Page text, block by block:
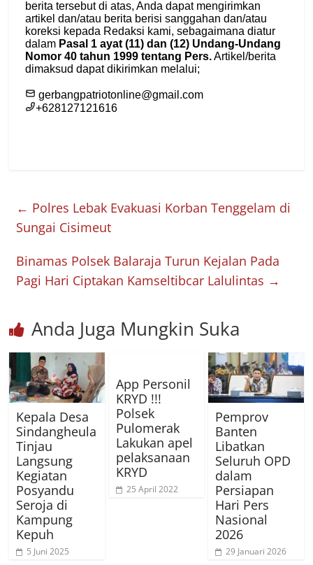
← Polres Lebak Evakuasi Korban Tenggelam di
Sungai Cisimeut
Binamas Polsek Balaraja Turun Kejalan Pada
Pagi Hari Ciptakan Kamseltibcar Lalulintas →
Anda Juga Mungkin Suka
Kepala Desa
Sindangheula
Tinjau
Langsung
Kegiatan
Posyandu
Seroja di
Kampung
Kepuh
5 Juni 2025
App Personil
KRYD !!!
Polsek
Pulomerak
Lakukan apel
pelaksanaan
KRYD
25 April 2022
Pemprov
Banten
Libatkan
Seluruh OPD
dalam
Persiapan
Hari Pers
Nasional
2026
29 Januari 2026